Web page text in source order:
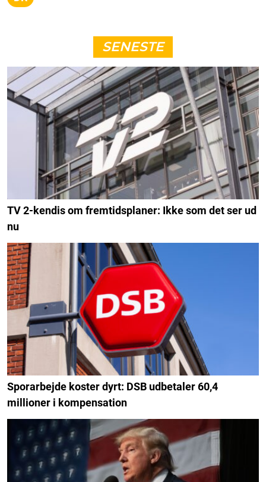
SENESTE
TV 2-kendis om fremtidsplaner: Ikke som det ser ud
nu
Sporarbejde koster dyrt: DSB udbetaler 60,4
millioner i kompensation